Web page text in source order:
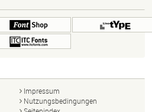
Impressum
Nutzungsbedingungen